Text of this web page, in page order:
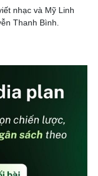
nhạc và Mỹ Linh
Thanh Bình.